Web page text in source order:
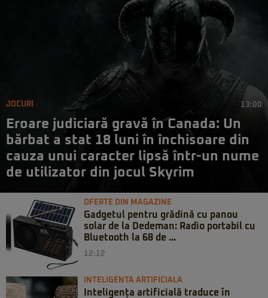
JOCURI 13:00
Eroare judiciară gravă în Canada: Un
bărbat a stat 18 luni în închisoare din
cauza unui caracter lipsă într-un nume
de utilizator din jocul Skyrim
OFERTE DIN MAGAZINE
Gadgetul pentru grădină cu panou
solar de la Dedeman: Radio portabil cu
Bluetooth la 68 de ...
12:12
INTELIGENTA ARTIFICIALA
Inteligența artificială traduce în